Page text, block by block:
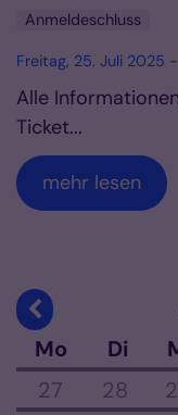
Anmeldeschluss
Freitag, 25. Juli 2025
Alle
Ticket...
mehr lesen
Vorherige Seite
Mo
Di
27
28